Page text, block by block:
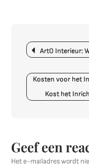
ArtO Interieur:
Kosten voor het
Kost het
Geef een
Het e-mailadres wordt